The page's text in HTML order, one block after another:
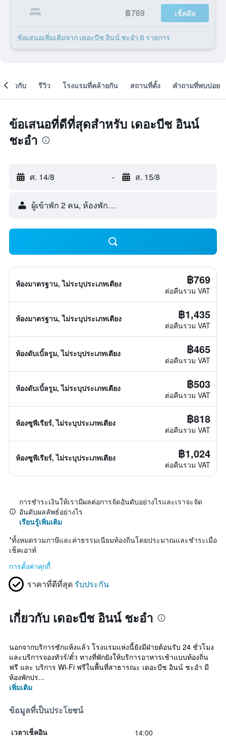
฿769 เช็คดีล
ข้อเสนอเพิ่มเติมจาก เดอะบีช อินน์ ชะอำ 6 รายการ
เกี่ยวกับ รีวิว โรงแรมที่คล้ายกัน สถานที่ตั้ง คำถามที่พบบ่อย
ข้อเสนอที่ดีที่สุดสำหรับ เดอะบีช อินน์
ชะอำ
ศ. 14/8 - ส. 15/8
ผู้เข้าพัก 2 คน, ห้องพัก 1 ห้อง
ห้องมาตรฐาน, ไม่ระบุประเภทเตียง ฿769
ต่อคืนรวม VAT
ห้องมาตรฐาน, ไม่ระบุประเภทเตียง ฿1,435
ต่อคืนรวม VAT
ห้องดับเบิ้ลรูม, ไม่ระบุประเภทเตียง ฿465
ต่อคืนรวม VAT
ห้องดับเบิ้ลรูม, ไม่ระบุประเภทเตียง ฿503
ต่อคืนรวม VAT
ห้องซูพีเรียร์, ไม่ระบุประเภทเตียง ฿818
ต่อคืนรวม VAT
ห้องซูพีเรียร์, ไม่ระบุประเภทเตียง ฿1,024
ต่อคืนรวม VAT
การชำระเงินให้เรามีผลต่อการจัดอันดับอย่างไรและเราจะจัด
อันดับผลลัพธ์อย่างไร
เรียนรู้เพิ่มเติม
*ทั้งหมดรวมภาษีและค่าธรรมเนียมท้องถิ่นโดยประมาณและชำระเมื่อ
เช็คเอาท์
การตั้งค่าคุกกี้
ราคาที่ดีที่สุด รับประกัน
เกี่ยวกับ เดอะบีช อินน์ ชะอำ
นอกจากบริการซักแห้งแล้ว โรงแรมแห่งนี้ยังมีฝ่ายต้อนรับ 24 ชั่วโมง
และบริการจองทัวร์/ตั๋ว ทางที่พักยังให้บริการอาหารเช้าแบบท้องถิ่น
ฟรี และ บริการ Wi-Fi ฟรีในพื้นที่สาธารณะ เดอะบีช อินน์ ชะอำ มี
ห้องพักปร...
เพิ่มเติม
ข้อมูลที่เป็นประโยชน์
เวลาเช็คอิน 14:00